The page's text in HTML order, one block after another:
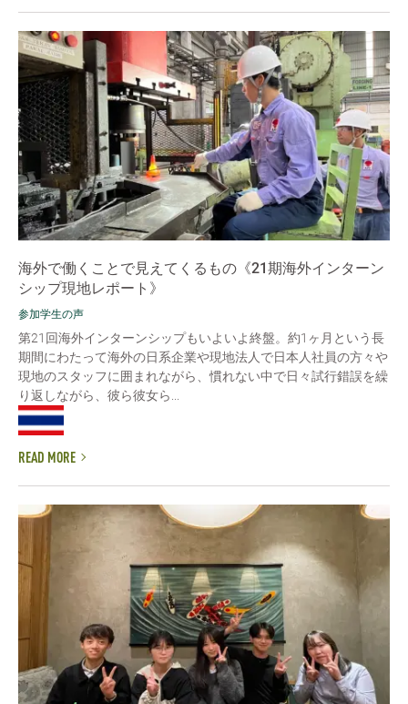
海外で働くことで見えてくるもの《21期海外インターン
シップ現地レポート》
参加学生の声
第21回海外インターンシップもいよいよ終盤。約1ヶ月という長
期間にわたって海外の日系企業や現地法人で日本人社員の方々や
現地のスタッフに囲まれながら、慣れない中で日々試行錯誤を繰
り返しながら、彼ら彼女ら...
READ MORE